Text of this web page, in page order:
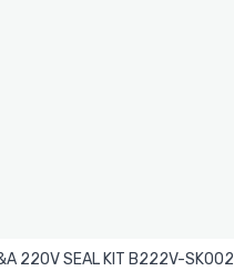
220V SEAL KIT B222V-SK002
Más